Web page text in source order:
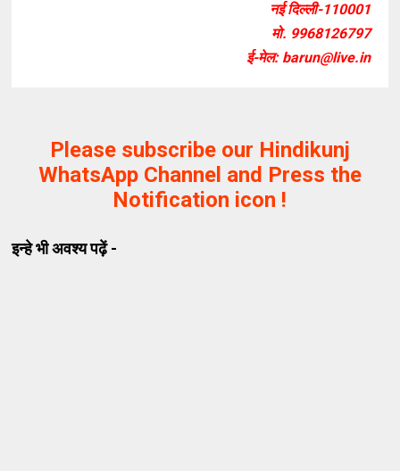
नई दिल्ली-110001
मो. 9968126797
ई-मेल: barun@live.in
Please subscribe our Hindikunj
WhatsApp Channel and Press the
Notification icon !
इन्हे भी अवश्य पढ़ें -